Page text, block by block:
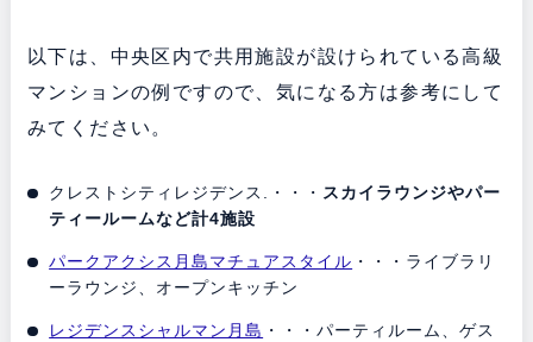
以下は、中央区内で共用施設が設けられている高級
マンションの例ですので、気になる方は参考にして
みてください。
クレストシティレジデンス.・・・ スカイラウンジやパー
ティールームなど計4施設
パークアクシス月島マチュアスタイル ・・・ライブラリ
ーラウンジ、オープンキッチン
レジデンスシャルマン月島 ・・・パーティルーム、ゲス